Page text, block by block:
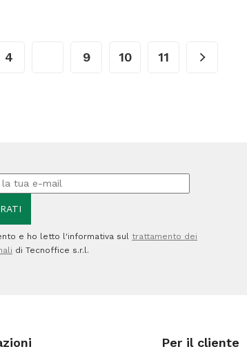
quantità
4 9 10 11
e ho letto l'informativa sul trattamento dei
di Tecnoffice s.r.l.
Per il cliente